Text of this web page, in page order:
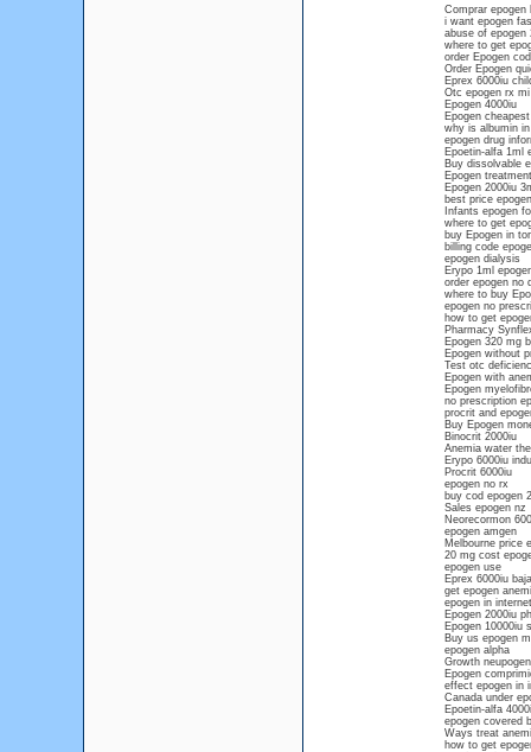
Comprar epogen
i want epogen
abuse of epogen
where to get
order Epogen
Order Epogen
Eprex 6000iu
Otc epogen rx
Epogen 4000iu
Epogen
why is albumin in
epogen drug
Epoetin-alfa 1ml
Buy dissolvable
Epogen
Epogen 2000iu
best price
Infants epogen
where to get
buy Epogen in
billing code
epogen dialysis
Erypo 1ml
order epogen no
where to buy
epogen no
how to get
Pharmacy
Epogen 320 mg
Epogen without
Test otc
Epogen with
Epogen
no prescription
procrit and
Buy Epogen
Binocrit 2000iu
Anemia water
Erypo 6000iu
Procrit 6000iu
epogen no rx
buy cod epogen
Sales epogen nz
Neorecormon
epogen amgen
Melbourne price
20 mg cost
epogen use
Eprex 6000iu
get epogen
epogen in
Epogen 2000iu
Epogen 10000iu
Buy us epogen
epogen alpha
Growth
Epogen
effect epogen in
Canada under
Epoetin-alfa
epogen covered
Ways treat
how to get